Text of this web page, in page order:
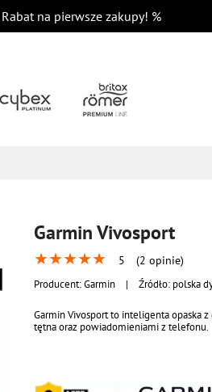
Rabat na pierwsze zakupy! %
Garmin Vivosport
★★★★★ 5 (2 opinie)
Producent:Garmin | Źródło: polska
Garmin Vivosport to inteligenta opaska z
tętna oraz powiadomieniami z telefonu.